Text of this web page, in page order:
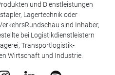
und Dienstleistungen
Lagertechnik oder
sind Inhaber,
bei Logistikdienstleistern
Transportlogistik-
Wirtschaft und Industrie.